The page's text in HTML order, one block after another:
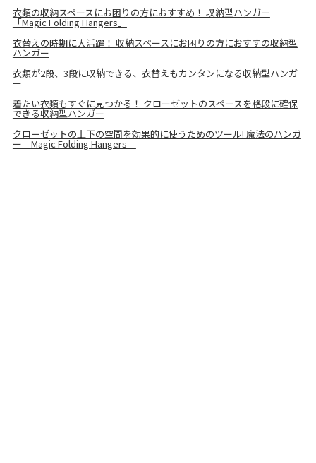
衣類の収納スペースにお困りの方におすすめ！ 収納型ハンガー
「Magic Folding Hangers」
衣替えの時期に大活躍！ 収納スペースにお困りの方におすすの収納型
ハンガー
衣類が2段、3段に収納できる、衣替えもカンタンになる収納型ハンガ
ー
着たい衣類もすぐに見つかる！ クローゼットのスペースを格段に確保
できる収納型ハンガー
クローゼットの上下の空間を効果的に使うためのツール! 魔法のハンガ
ー「Magic Folding Hangers」